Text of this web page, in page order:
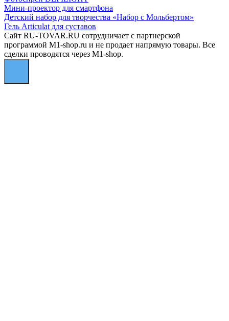
Мини-проектор для смартфона
Детский набор для творчества «Набор с Мольбертом»
Гель Articulat для суставов
Сайт RU-TOVAR.RU сотрудничает с партнерской
программой M1-shop.ru и не продает напрямую товары. Все
сделки проводятся через M1-shop.